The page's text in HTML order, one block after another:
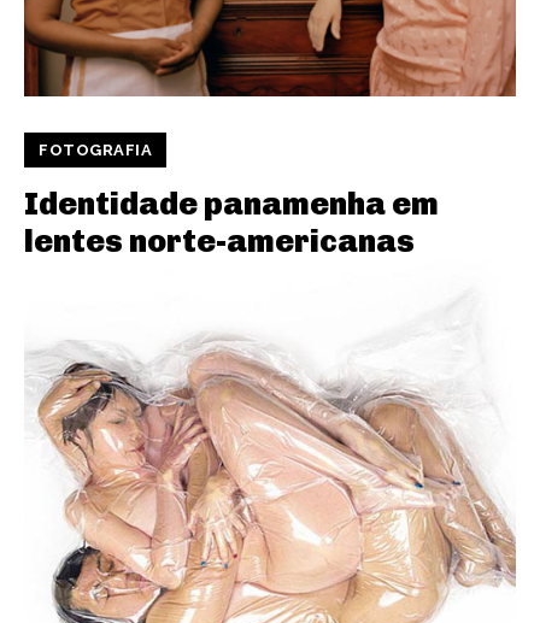
FOTOGRAFIA
Identidade panamenha em
lentes norte-americanas